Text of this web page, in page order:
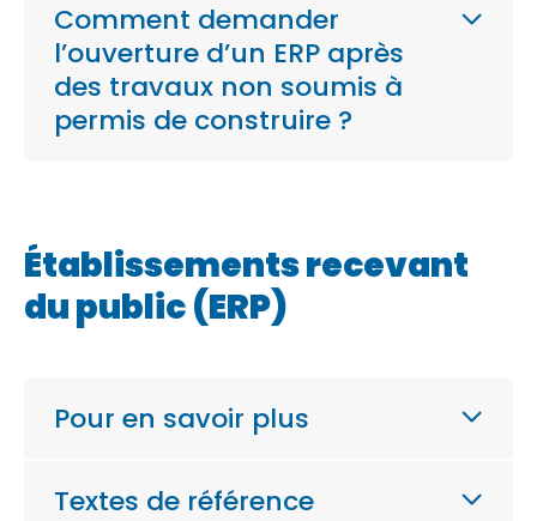
Comment demander
l’ouverture d’un ERP après
des travaux non soumis à
permis de construire ?
Établissements recevant
du public (ERP)
Pour en savoir plus
Textes de référence